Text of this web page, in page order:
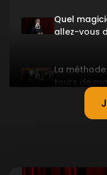
Quel
allez-vous
La
tours de
L’art de
Chapitre #2